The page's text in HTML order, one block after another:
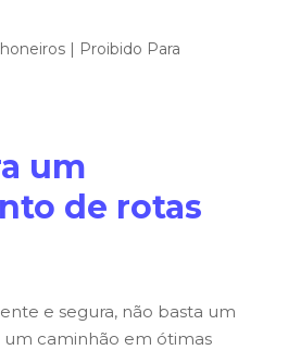
| Proibido Para
um
de rotas
e segura, não basta um
caminhão em ótimas